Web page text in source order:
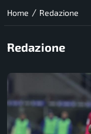
Home / Redazione
Redazione